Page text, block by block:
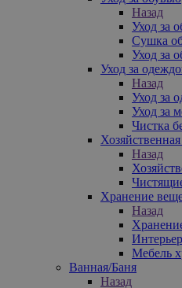
Назад
Уход за
Сушка
Уход за
Уход за
Назад
Уход за
Уход за
Чистка
Назад
Хранение
Назад
Мебель
Ванная/Баня
Назад